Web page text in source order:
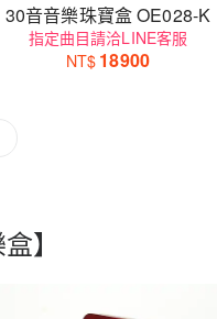
30音音樂珠寶盒 OE028-K
指定曲目請洽LINE客服
NT$ 18900
】